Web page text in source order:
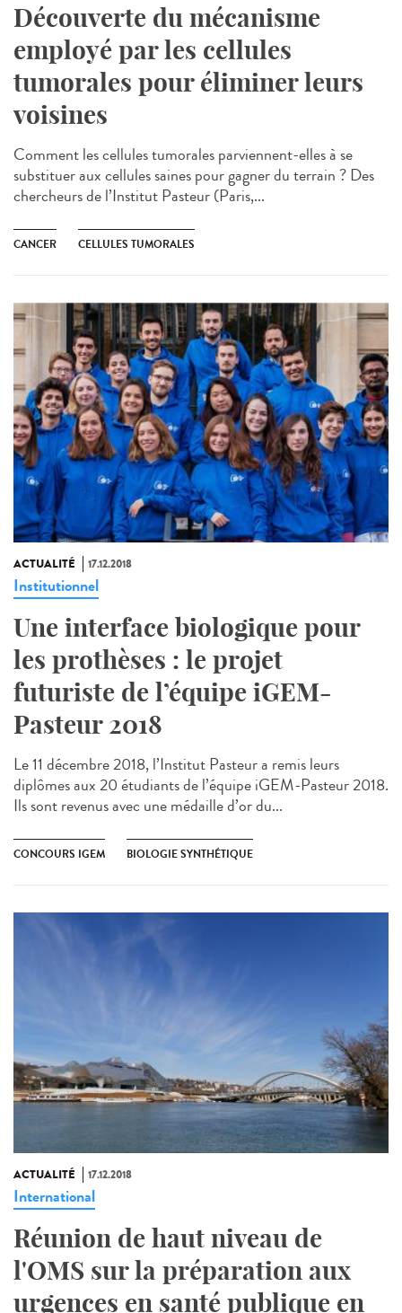
Découverte du mécanisme
employé par les cellules
tumorales pour éliminer leurs
voisines
Comment les cellules tumorales parviennent-elles à se
substituer aux cellules saines pour gagner du terrain ? Des
chercheurs de l’Institut Pasteur (Paris,...
CANCER CELLULES TUMORALES
ACTUALITÉ 17.12.2018
Institutionnel
Une interface biologique pour
les prothèses : le projet
futuriste de l’équipe iGEM-
Pasteur 2018
Le 11 décembre 2018, l’Institut Pasteur a remis leurs
diplômes aux 20 étudiants de l’équipe iGEM-Pasteur 2018.
Ils sont revenus avec une médaille d’or du...
CONCOURS IGEM BIOLOGIE SYNTHÉTIQUE
ACTUALITÉ 17.12.2018
International
Réunion de haut niveau de
l'OMS sur la préparation aux
urgences en santé publique en